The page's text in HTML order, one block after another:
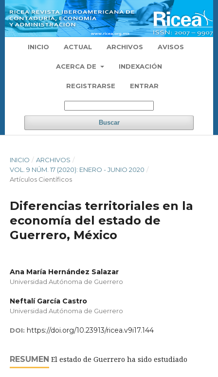
INICIO ACTUAL ARCHIVOS AVISOS
ACERCA DE INDEXACIÓN
REGISTRARSE ENTRAR
Buscar
INICIO / ARCHIVOS /
VOL. 9 NÚM. 17 (2020): ENERO - JUNIO 2020 /
Artículos Científicos
Diferencias territoriales en la
economía del estado de
Guerrero, México
Ana María Hernández Salazar
Universidad Autónoma de Guerrero
Neftalí García Castro
Universidad Autónoma de Guerrero
DOI: https://doi.org/10.23913/ricea.v9i17.144
RESUMEN El estado de Guerrero ha sido estudiado